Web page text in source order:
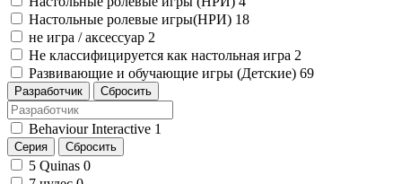
Настольные ролевые игры(НРИ) 18
не игра / аксессуар 2
Не классифицируется как настольная игра 2
Развивающие и обучающие игры (Детские) 69
Разработчик Сбросить
Behaviour Interactive 1
Серия Сбросить
5 Quinas 0